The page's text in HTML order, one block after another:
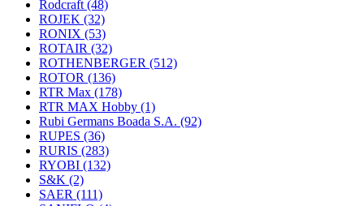
Rodcraft (48)
ROJEK (32)
RONIX (53)
ROTAIR (32)
ROTHENBERGER (512)
ROTOR (136)
RTR Max (178)
RTR MAX Hobby (1)
Rubi Germans Boada S.A. (92)
RUPES (36)
RURIS (283)
RYOBI (132)
S&K (2)
SAER (111)